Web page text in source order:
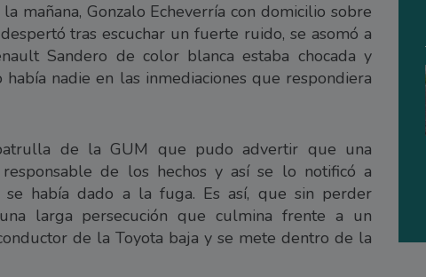
mañana, Gonzalo Echeverría con domicilio sobre
tras escuchar un fuerte ruido, se asomó a
Sandero de color blanca estaba chocada y
nadie en las inmediaciones que respondiera
de la GUM que pudo advertir que una
de los hechos y así se lo notificó a
se había dado a la fuga. Es así, que sin perder
larga persecución que culmina frente a un
de la Toyota baja y se mete dentro de la